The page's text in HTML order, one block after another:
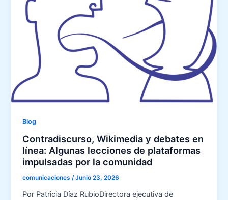
Blog
Contradiscurso, Wikimedia y debates en
línea: Algunas lecciones de plataformas
impulsadas por la comunidad
comunicaciones/Junio 23, 2026
Por Patricia Díaz RubioDirectora ejecutiva de